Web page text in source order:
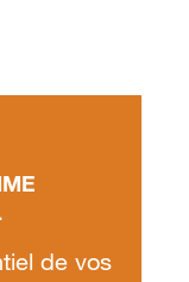
de vos